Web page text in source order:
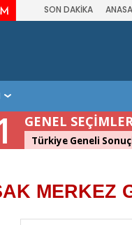
SON DAKİKA
GENEL
Türkiye Geneli
MERKEZ